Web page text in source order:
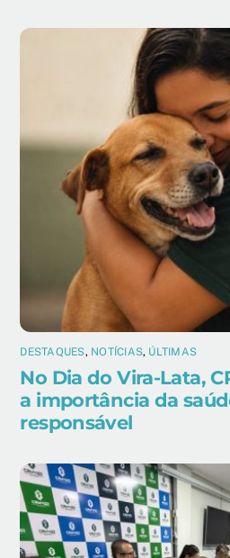
DESTAQUES, NOTÍCIAS, ÚLTIMAS
No Dia do Vira-Lata,
a importância da
responsável